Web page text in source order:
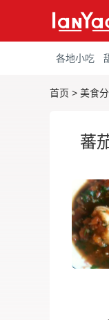
各地小吃
首页 > 美食
蕃